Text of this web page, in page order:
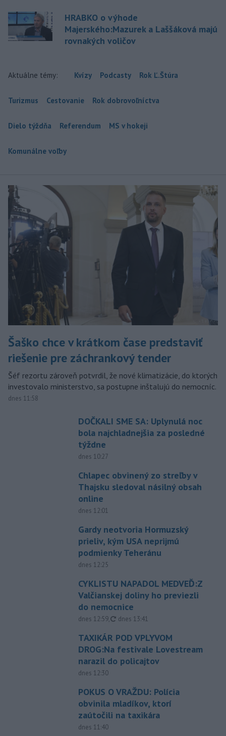
HRABKO o výhode
Majerského:Mazurek a Laššáková majú
rovnakých voličov
Aktuálne témy: Kvízy Podcasty Rok Ľ.Štúra
Turizmus Cestovanie Rok dobrovoľníctva
Dielo týždňa Referendum MS v hokeji
Komunálne voľby
Šaško chce v krátkom čase predstaviť
riešenie pre záchrankový tender
Šéf rezortu zároveň potvrdil, že nové klimatizácie, do ktorých
investovalo ministerstvo, sa postupne inštalujú do nemocníc.
dnes 11:58
DOČKALI SME SA: Uplynulá noc
bola najchladnejšia za posledné
týždne
dnes 10:27
Chlapec obvinený zo streľby v
Thajsku sledoval násilný obsah
online
dnes 12:01
Gardy neotvoria Hormuzský
prieliv, kým USA neprijmú
podmienky Teheránu
dnes 12:25
CYKLISTU NAPADOL MEDVEĎ:Z
Valčianskej doliny ho previezli
do nemocnice
dnes 12:59, aktualizované
dnes 13:41
TAXIKÁR POD VPLYVOM
DROG:Na festivale Lovestream
narazil do policajtov
dnes 12:30
POKUS O VRAŽDU: Polícia
obvinila mladíkov, ktorí
zaútočili na taxikára
dnes 11:40